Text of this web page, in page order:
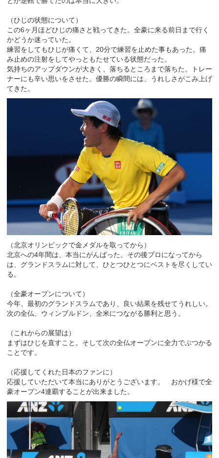
（ひじの状態について）
この6ヶ月ほどひじの痛さと戦ってきた。全豪に来る前日まで行く
かどうか迷っていた。
練習をしてもひじが痛くて、20分で練習を止めた事もあった。痛
み止めの注射をしてやっともたせている状態だった。
気持ちのアップダウンが大きく、落ちるところまで落ちた。トレー
ナーにも辛い思いをさせた。優勝の瞬間には、うれしさがこみ上げ
てきた。
（北京オリンピックで金メダルを取ってから）
北京への4年間は、本当にがんばった。その後プロになってから
は、グランドスラムに対して、ひとつひとつにベストを尽くしてい
る。
（全豪オープンについて）
今年、最初のグランドスラムであり、良い結果を残せてうれしい。
次の全仏、ウィンブルドン、全米につながる勝利と思う。
（これからの展望は）
まずはひじを直すこと。そして次の全仏オープンに全力でぶつかる
ことです。
（応援してくれた日本のファンに）
応援していただいて本当にありがとうございます。 おかげ様で全
豪オープン4連覇することが出来ました。